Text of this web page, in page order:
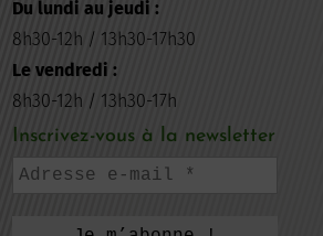
Du lundi au jeudi :
8h30-12h / 13h30-17h30
Le vendredi :
8h30-12h / 13h30-17h
Inscrivez-vous à la newsletter